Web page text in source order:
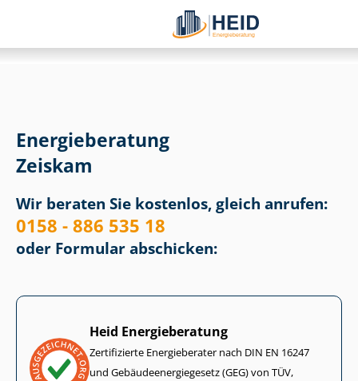
Energieberatung
Zeiskam
Wir beraten Sie kostenlos, gleich anrufen:
0158 - 886 535 18
oder Formular abschicken:
Heid Energieberatung
Zertifizierte Energieberater nach DIN EN 16247
und Ge­bäu­de­en­er­gie­ge­setz (GEG) von TÜV,